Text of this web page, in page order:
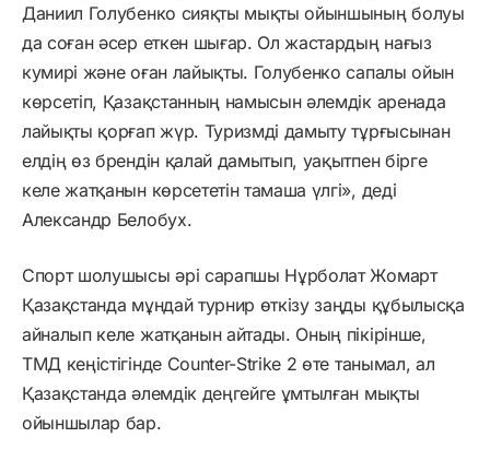
Даниил Голубенко сияқты мықты ойыншының болуы
да соған әсер еткен шығар. Ол жастардың нағыз
кумирі және оған лайықты. Голубенко сапалы ойын
көрсетіп, Қазақстанның намысын әлемдік аренада
лайықты қорғап жүр. Туризмді дамыту тұрғысынан
елдің өз брендін қалай дамытып, уақытпен бірге
келе жатқанын көрсететін тамаша үлгі», деді
Александр Белобух.
Спорт шолушысы әрі сарапшы Нұрболат Жомарт
Қазақстанда мұндай турнир өткізу заңды құбылысқа
айналып келе жатқанын айтады. Оның пікірінше,
ТМД кеңістігінде Counter-Strike 2 өте танымал, ал
Қазақстанда әлемдік деңгейге ұмтылған мықты
ойыншылар бар.